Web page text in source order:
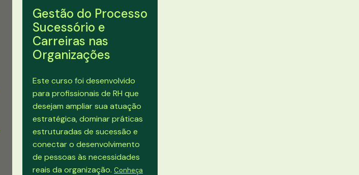
Gestão do Processo
Sucessório e
Carreiras nas
Organizações
Este curso foi desenvolvido
para profissionais de RH que
desejam ampliar sua atuação
estratégica, dominar práticas
estruturadas de sucessão e
conectar o desenvolvimento
de pessoas às necessidades
reais da organização. Conheça